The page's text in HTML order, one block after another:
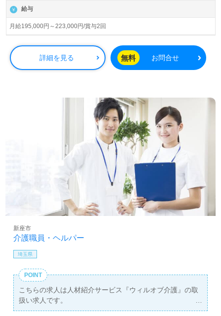
を展開されています。ご入社された方から＊入社して良か
った！＊のお声も届く事業所様。理念は『がんばりすぎな
い勇気』を掲げていらっしゃる企業様です。
◎『介護職に就いたきっかけをいつもわたしの真ん中に』
あなたの仕事がご利用者様の笑顔をつくります！◎
看護助手や介護職経験のある方をお迎えします。各種研修
せる人事制度、収入アップを目指せる給与/評価制度、住宅
手当等の手厚い福利厚生もおすすめポイント！『ご利用者
様のお役に立ちたい、資格/経験を活かしたい』『やりがい
を感じながら働きたい』『日勤正社員で働きたい』『ワー
クライフバランスを充実させたい』『転職で収入アップを
目指したい』『施設形態、環境、働き方を変えて仕事をし
たい』等の方も大歓迎です。働き方や募集詳細等、担当コ
ンサルタントよりご案内します。お問い合わせも遠慮なく
お願いします。
医療/福祉業界の正社員/パート求人探しは【ウィルオブ介
護】＊求人情報収集、将来的に検討の方も遠慮なく＊
相談可能です。転職相談、求人紹介、年収交渉など完全無
料サービスをご利用いただけます。＜非公開求人も取扱い
あり！＞"転職支援"のプロと一緒に転職活動！お問い合わ
給与
月給195,000円～223,000円/賞与2回
詳細を見る 無料 お問合せ
介護職員・ヘルパー
新座市
埼玉県
POINT
こちらの求人は人材紹介サービス『ウィルオブ介護』の取
扱い求人です。
詳細に関してお気軽にご相談ください♪